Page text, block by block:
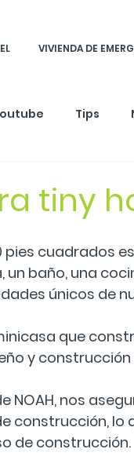
VIVIENDA DE
Tips
tiny
pies cuadrados
baño, una
únicos de
que
y
NOAH, nos
construcción, lo
de construcción.